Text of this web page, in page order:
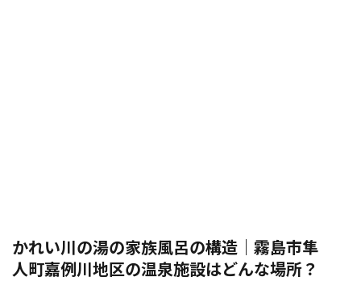
かれい川の湯の家族風呂の構造｜霧島市隼
人町嘉例川地区の温泉施設はどんな場所？